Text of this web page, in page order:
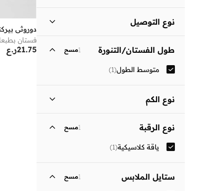
ر.ع
انطلق
نوع التوصيل
طول الفستان/التنورة 1مسح
متوسط الطول(
1
)
نوع الكم
نوع الرقبة 1مسح
ياقة كلاسيكية(
1
)
ستايل الملابس 1مسح
دوروثي
فستان
ر.ع21.75